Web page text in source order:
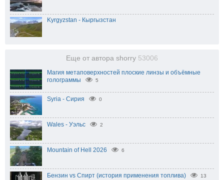
Kyrgyzstan - Кыргызстан
Еще от автора shorry 53006
Магия метаповерхностей плоские линзы и объёмные
голограммы
5
Syria - Сирия 0
Wales - Уэльс 2
Mountain of Hell 2026 6
Бензин vs Спирт (история применения топлива) 13